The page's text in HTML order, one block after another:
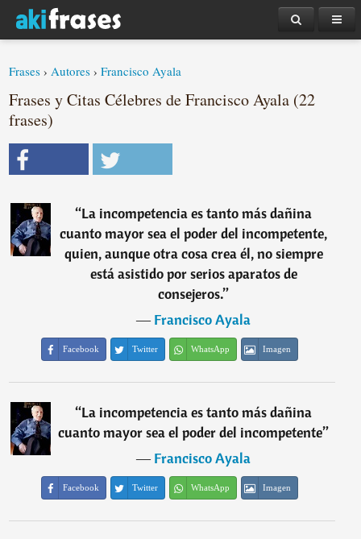
Frases ›Autores ›Francisco Ayala
Frases y Citas Célebres de Francisco Ayala (22
frases)
“La incompetencia es tanto más dañina
cuanto mayor sea el poder del incompetente,
quien, aunque otra cosa crea él, no siempre
está asistido por serios aparatos de
consejeros.”
―Francisco Ayala
Facebook Twitter WhatsApp Imagen
“La incompetencia es tanto más dañina
cuanto mayor sea el poder del incompetente”
―Francisco Ayala
Facebook Twitter WhatsApp Imagen